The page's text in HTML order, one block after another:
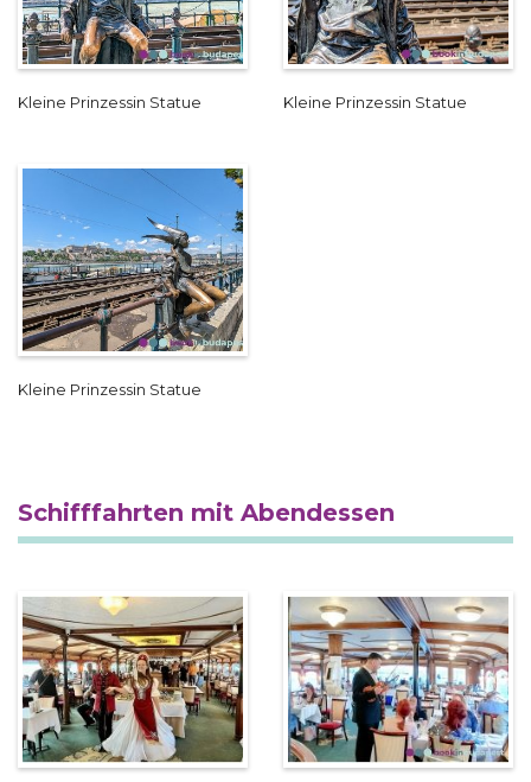
Kleine Prinzessin Statue Kleine Prinzessin Statue
Kleine Prinzessin Statue
Schifffahrten mit Abendessen